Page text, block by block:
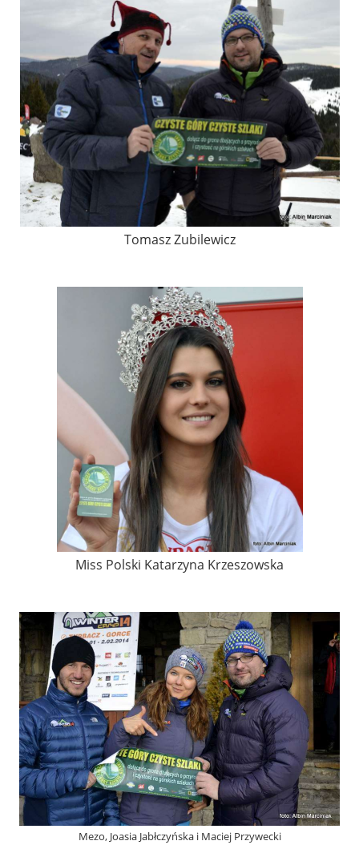
Tomasz Zubilewicz
Miss Polski Katarzyna Krzeszowska
Mezo, Joasia Jabłczyńska i Maciej Przywecki